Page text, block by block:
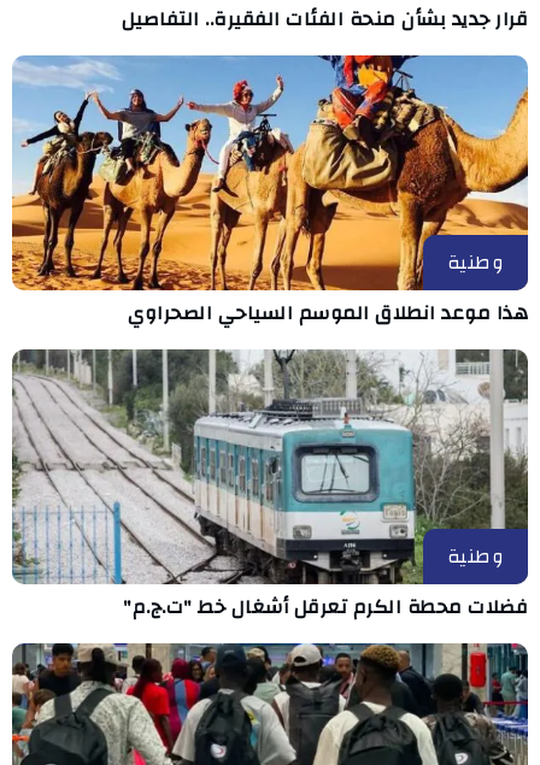
قرار جديد بشأن منحة الفئات الفقيرة.. التفاصيل
وطنية
هذا موعد انطلاق الموسم السياحي الصحراوي
وطنية
فضلات محطة الكرم تعرقل أشغال خط "ت.ج.م"